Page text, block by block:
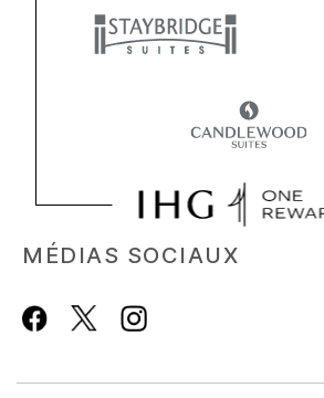
MÉDIAS SOCIAUX